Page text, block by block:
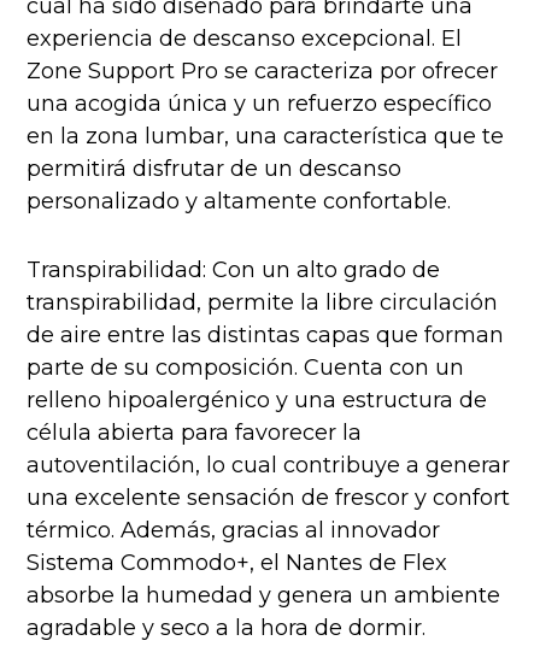
cual ha sido diseñado para brindarte una
experiencia de descanso excepcional. El
Zone Support Pro se caracteriza por ofrecer
una acogida única y un refuerzo específico
en la zona lumbar, una característica que te
permitirá disfrutar de un descanso
personalizado y altamente confortable.
Transpirabilidad: Con un alto grado de
transpirabilidad, permite la libre circulación
de aire entre las distintas capas que forman
parte de su composición. Cuenta con un
relleno hipoalergénico y una estructura de
célula abierta para favorecer la
autoventilación, lo cual contribuye a generar
una excelente sensación de frescor y confort
térmico. Además, gracias al innovador
Sistema Commodo+, el Nantes de Flex
absorbe la humedad y genera un ambiente
agradable y seco a la hora de dormir.